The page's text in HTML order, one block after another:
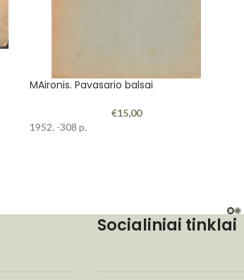
MAironis. Pavasario balsai
€15,00
1952. -308 p.
Socialiniai tinklai